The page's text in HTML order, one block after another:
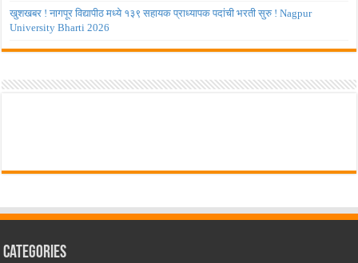
खुशखबर ! नागपूर विद्यापीठ मध्ये १३९ सहायक प्राध्यापक पदांची भरती सुरु ! Nagpur
University Bharti 2026
Categories